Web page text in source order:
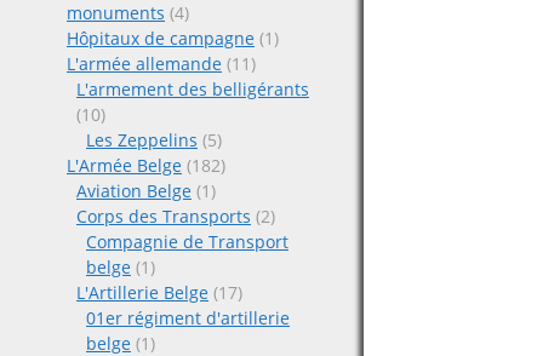
monuments (4)
Hôpitaux de campagne (1)
L'armée allemande (11)
L'armement des belligérants
(10)
Les Zeppelins (5)
L'Armée Belge (182)
Aviation Belge (1)
Corps des Transports (2)
Compagnie de Transport
belge (1)
L'Artillerie Belge (17)
01er régiment d'artillerie
belge (1)